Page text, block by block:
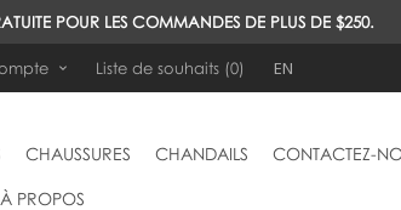
POUR LES COMMANDES DE PLUS DE $250.
Liste de souhaits (0) EN
CHAUSSURES CHANDAILS CONTACTEZ-
À PROPOS